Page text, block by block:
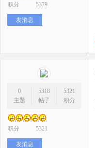
积分 5379
发消息
0
主题
5318
帖子
5321
积分
积分 5321
发消息